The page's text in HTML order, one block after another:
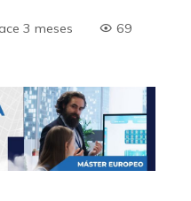
3 meses 69